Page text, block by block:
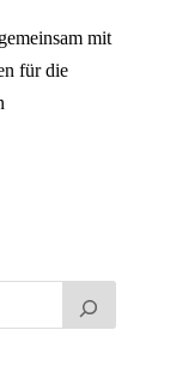
mit
für die